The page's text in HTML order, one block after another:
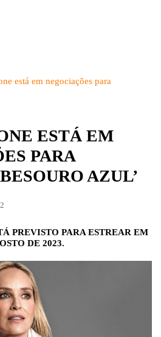
está em negociações para
ESTÁ EM
PARA
AZUL’
PREVISTO PARA ESTREAR EM
DE 2023.